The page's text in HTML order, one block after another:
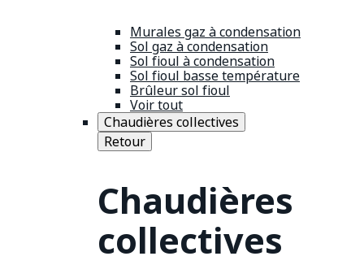
Murales gaz à condensation
Sol gaz à condensation
Sol fioul à condensation
Sol fioul basse température
Brûleur sol fioul
Voir tout
Chaudières collectives
Retour
Chaudières
collectives